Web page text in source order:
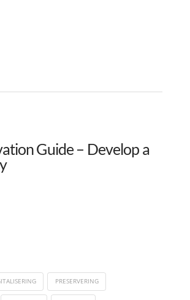
Guide – Develop a
PRESERVERING